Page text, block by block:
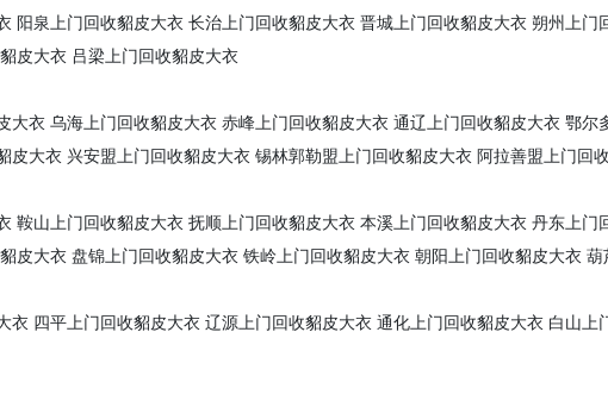
阳泉上门回收貂皮大衣 长治上门回收貂皮大衣 晋城上门回收貂皮大衣 朔州上门
皮大衣 吕梁上门回收貂皮大衣
大衣 乌海上门回收貂皮大衣 赤峰上门回收貂皮大衣 通辽上门回收貂皮大衣 鄂尔
皮大衣 兴安盟上门回收貂皮大衣 锡林郭勒盟上门回收貂皮大衣 阿拉善盟上门回
鞍山上门回收貂皮大衣 抚顺上门回收貂皮大衣 本溪上门回收貂皮大衣 丹东上门
皮大衣 盘锦上门回收貂皮大衣 铁岭上门回收貂皮大衣 朝阳上门回收貂皮大衣 葫
衣 四平上门回收貂皮大衣 辽源上门回收貂皮大衣 通化上门回收貂皮大衣 白山上